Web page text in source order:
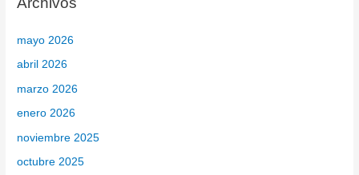
a
o
r
:
mayo 2026
abril 2026
marzo 2026
enero 2026
noviembre 2025
octubre 2025